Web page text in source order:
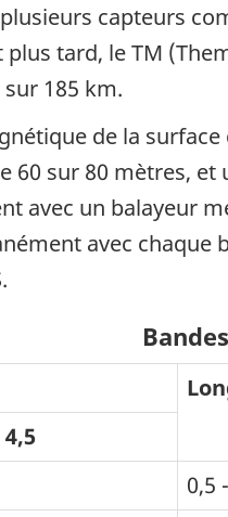
capteurs
plus tard, leTM
185 km.
de la
60 sur 80 mètres,
avec un balayeur
avec
0,5